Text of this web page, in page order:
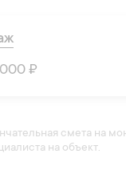
₽
смета на
на объект.